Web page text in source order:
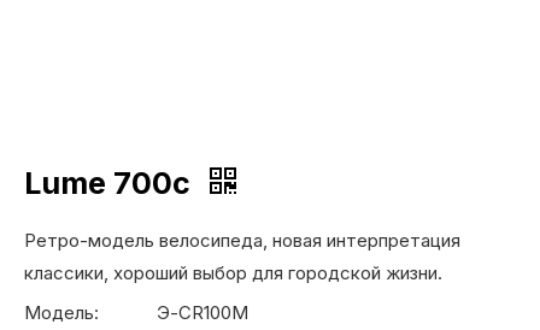
Lume 700c
Ретро-модель велосипеда, новая интерпретация
классики, хороший выбор для городской жизни.
Модель:
Э-CR100M